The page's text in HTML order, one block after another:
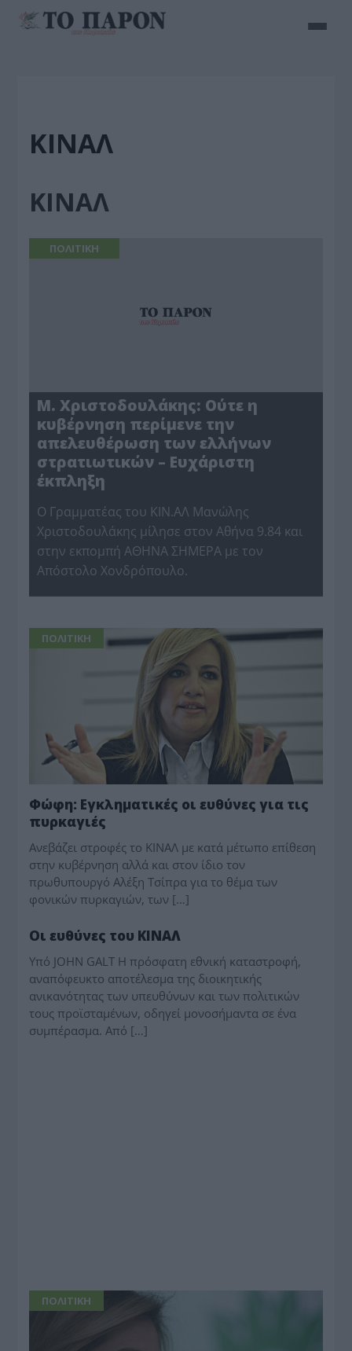
ΚΙΝΑΛ
ΚΙΝΑΛ
ΠΟΛΙΤΙΚΗ
Μ. Χριστοδουλάκης: Ούτε η
κυβέρνηση περίμενε την
απελευθέρωση των ελλήνων
στρατιωτικών – Ευχάριστη
έκπληξη
Ο Γραμματέας του ΚΙΝ.ΑΛ Μανώλης
Χριστοδουλάκης μίλησε στον Αθήνα 9.84 και
στην εκπομπή ΑΘΗΝΑ ΣΗΜΕΡΑ με τον
Απόστολο Χονδρόπουλο.
ΠΟΛΙΤΙΚΗ
Φώφη: Εγκληματικές οι ευθύνες για τις
πυρκαγιές
Ανεβάζει στροφές το ΚΙΝΑΛ με κατά μέτωπο επίθεση
στην κυβέρνηση αλλά και στον ίδιο τον
πρωθυπουργό Αλέξη Τσίπρα για το θέμα των
φονικών πυρκαγιών, των […]
Οι ευθύνες του ΚΙΝΑΛ
Υπό JOHN GALT Η πρόσφατη εθνική καταστροφή,
αναπόφευκτο αποτέλεσμα της διοικητικής
ανικανότητας των υπευθύνων και των πολιτικών
τους προϊσταμένων, οδηγεί μονοσήμαντα σε ένα
συμπέρασμα. Από […]
ΠΟΛΙΤΙΚΗ